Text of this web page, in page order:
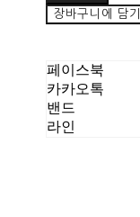
장바구니에 담기
페이스북
카카오톡
밴드
라인